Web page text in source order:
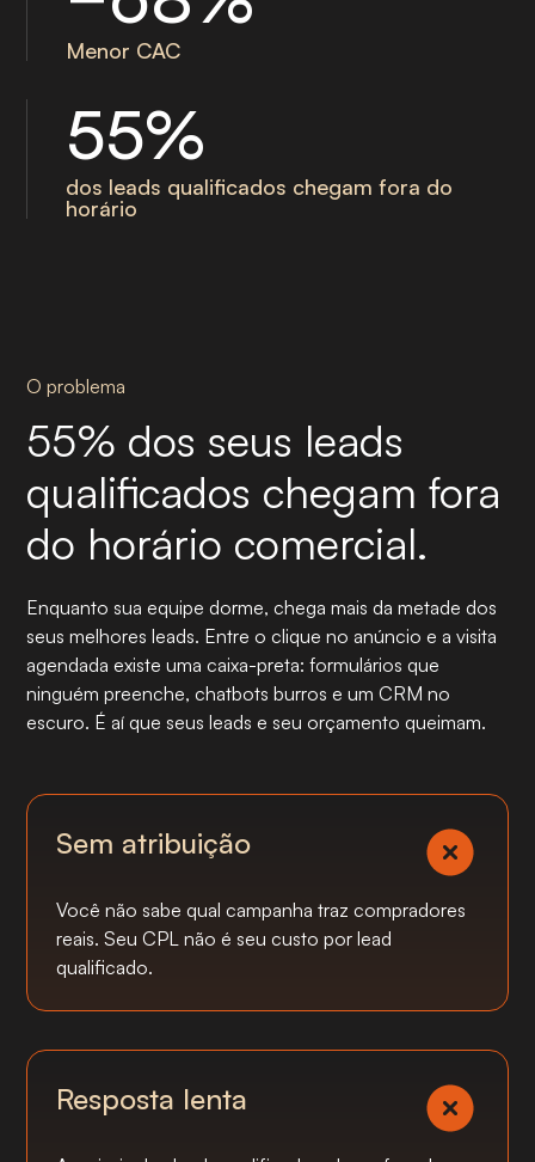
Menor CAC
55%
dos leads qualificados chegam fora do
horário
O problema
55% dos seus leads
qualificados chegam fora
do horário comercial.
Enquanto sua equipe dorme, chega mais da metade dos
seus melhores leads. Entre o clique no anúncio e a visita
agendada existe uma caixa-preta: formulários que
ninguém preenche, chatbots burros e um CRM no
escuro. É aí que seus leads e seu orçamento queimam.
Sem atribuição
Você não sabe qual campanha traz compradores
reais. Seu CPL não é seu custo por lead
qualificado.
Resposta lenta